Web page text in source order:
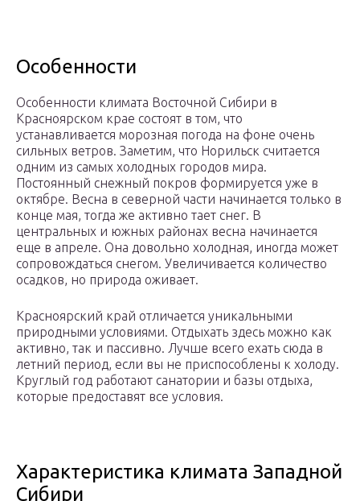
Особенности
Особенности климата Восточной Сибири в
Красноярском крае состоят в том, что
устанавливается морозная погода на фоне очень
сильных ветров. Заметим, что Норильск считается
одним из самых холодных городов мира.
Постоянный снежный покров формируется уже в
октябре. Весна в северной части начинается только в
конце мая, тогда же активно тает снег. В
центральных и южных районах весна начинается
еще в апреле. Она довольно холодная, иногда может
сопровождаться снегом. Увеличивается количество
осадков, но природа оживает.
Красноярский край отличается уникальными
природными условиями. Отдыхать здесь можно как
активно, так и пассивно. Лучше всего ехать сюда в
летний период, если вы не приспособлены к холоду.
Круглый год работают санатории и базы отдыха,
которые предоставят все условия.
Характеристика климата Западной
Сибири